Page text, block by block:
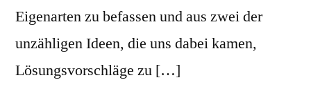
Eigenarten zu befassen und aus zwei der
unzähligen Ideen, die uns dabei kamen,
Lösungsvorschläge zu […]